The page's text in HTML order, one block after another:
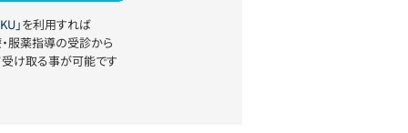
」を利用すれば
服薬指導の受診から
け取る事が可能です